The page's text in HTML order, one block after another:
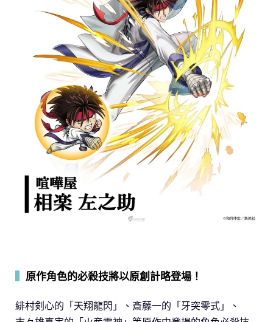
原作角色的必殺技將以原創計略登場！
緋村剣心的「天翔龍閃」、斎藤一的「牙突零式」、